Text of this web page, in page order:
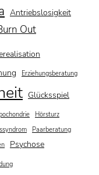
Antriebslosigkeit
Out
Erziehungsberatung
Glücksspiel
Hörsturz
Paarberatung
Psychose